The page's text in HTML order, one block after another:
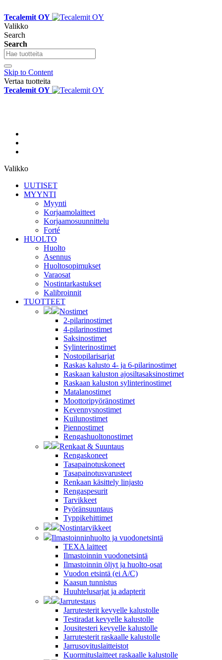
Tecalemit OY
Valikko
Search
Search
Skip to Content
Vertaa tuotteita
Tecalemit OY
Valikko
UUTISET
MYYNTI
Myynti
Korjaamolaitteet
Korjaamosuunnittelu
Forté
HUOLTO
Huolto
Asennus
Huoltosopimukset
Varaosat
Nostintarkastukset
Kalibroinnit
TUOTTEET
Nostimet
2-pilarinostimet
4-pilarinostimet
Saksinostimet
Sylinterinostimet
Nostopilarisarjat
Raskas kalusto 4- ja 6-pilarinostimet
Raskaan kaluston ajosiltasaksinostimet
Raskaan kaluston sylinterinostimet
Matalanostimet
Moottoripyöränostimet
Kevennysnostimet
Kuilunostimet
Piennostimet
Rengashuoltonostimet
Renkaat & Suuntaus
Rengaskoneet
Tasapainotuskoneet
Tasapainotusvarusteet
Renkaan käsittely linjasto
Rengaspesurit
Tarvikkeet
Pyöränsuuntaus
Typpikehittimet
Nostintarvikkeet
Ilmastoinninhuolto ja vuodonetsintä
TEXA laitteet
Ilmastoinnin vuodonetsintä
Ilmastoinnin öljyt ja huolto-osat
Vuodon etsintä (ei A/C)
Kaasun tunnistus
Huuhtelusarjat ja adapterit
Jarrutestaus
Jarrutesterit kevyelle kalustolle
Testiradat kevyelle kalustolle
Jousitesteri kevyelle kalustolle
Jarrutesterit raskaalle kalustolle
Jarrusovituslaitteistot
Kuormituslaitteet raskaalle kalustolle